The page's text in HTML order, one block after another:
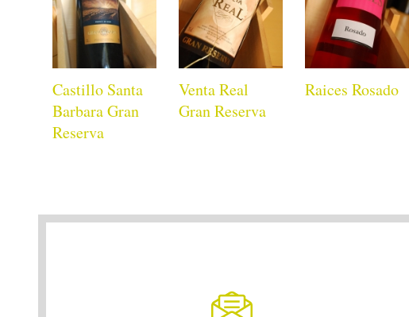
Castillo Santa
Barbara Gran
Reserva
Venta Real
Gran Reserva
Raices Rosado